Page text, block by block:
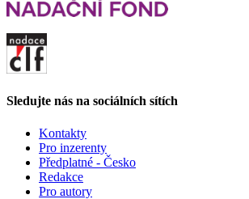
Sledujte nás na sociálních sítích
Kontakty
Pro inzerenty
Předplatné - Česko
Redakce
Pro autory